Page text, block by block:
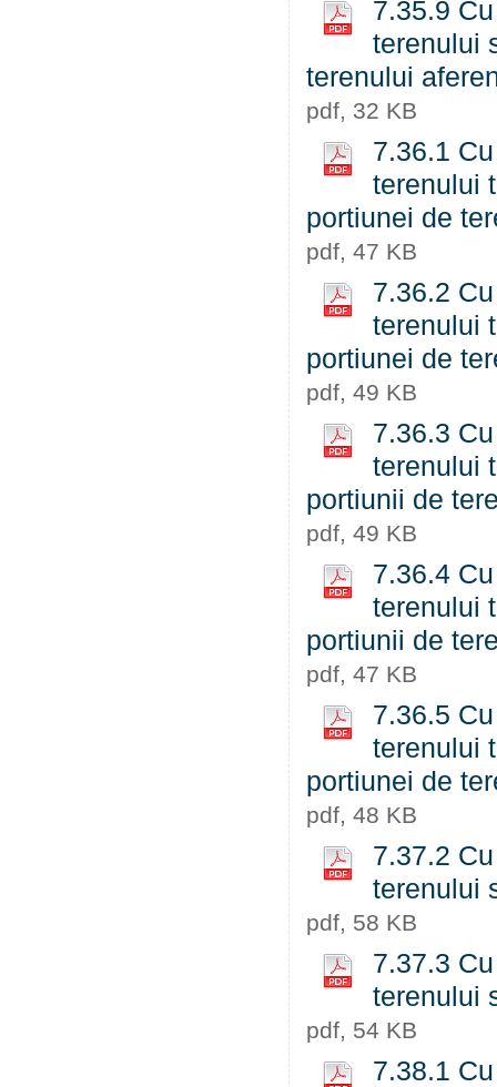
7.35.9
terenului
terenului
pdf, 32 KB
7.36.1
terenului
portiunei de
pdf, 47 KB
7.36.2
terenului
portiunei de
pdf, 49 KB
7.36.3
terenului
portiunii de
pdf, 49 KB
7.36.4
terenului
portiunii de
pdf, 47 KB
7.36.5
terenului
portiunei de
pdf, 48 KB
7.37.2
terenului
pdf, 58 KB
7.37.3
terenului
pdf, 54 KB
7.38.1